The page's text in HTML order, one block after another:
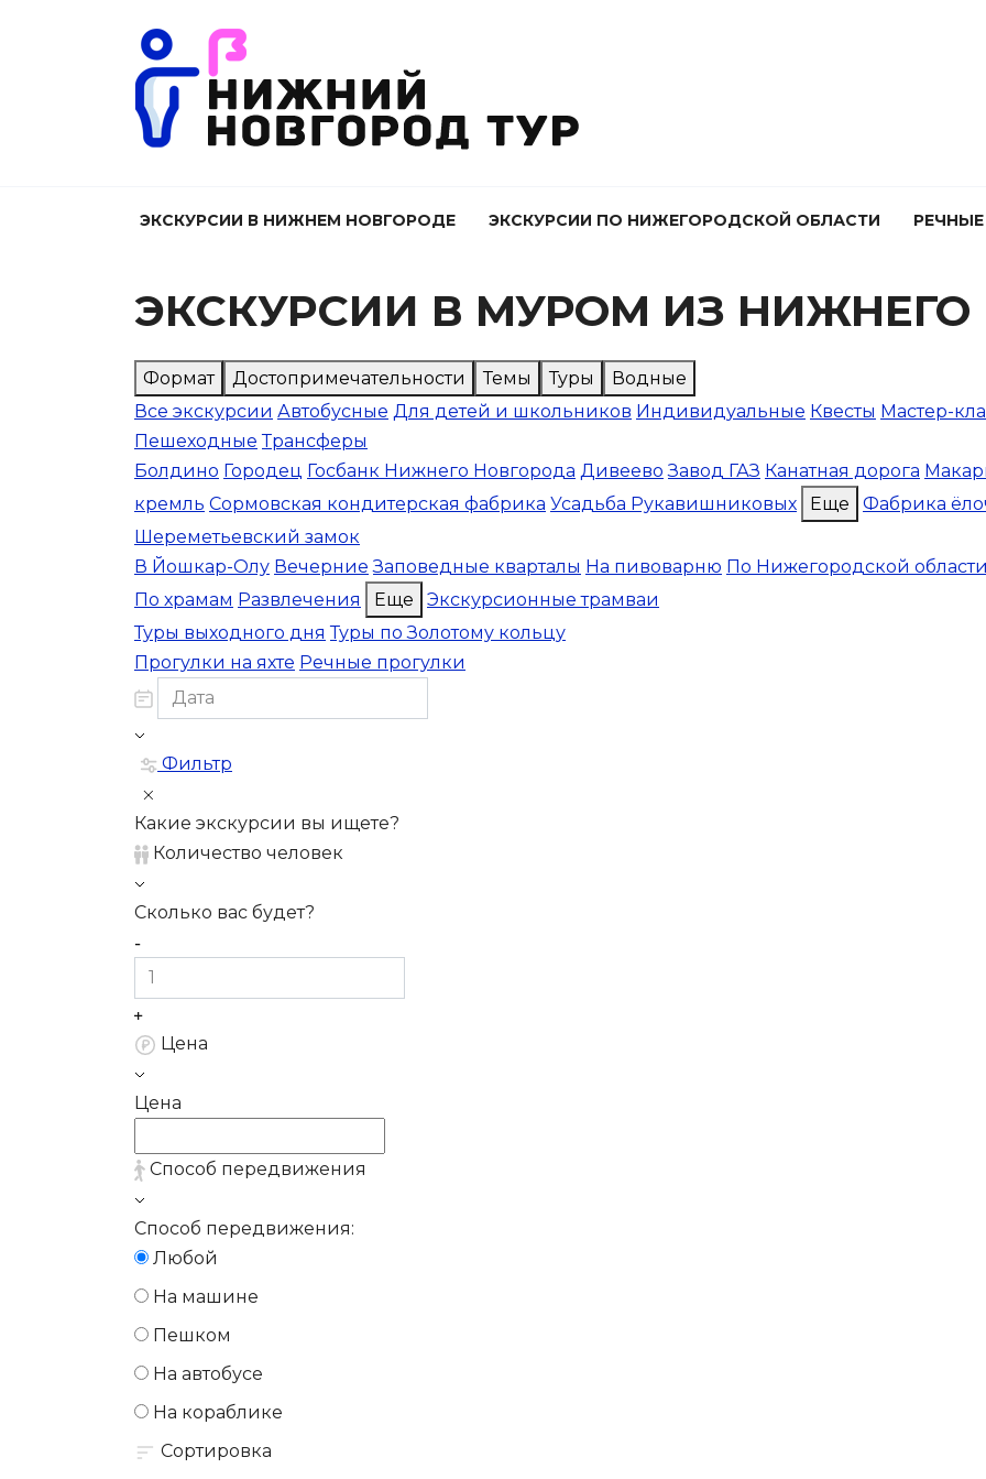
ЭКСКУРСИИ В НИЖНЕМ НОВГОРОДЕ ЭКСКУРСИИ ПО НИЖЕГОРОДСКОЙ ОБЛАСТИ
ЭКСКУРСИИ В МУРОМ ИЗ
Формат Достопримечательности Темы Туры
Водные
Все экскурсии Автобусные Для детей и школьников Индивидуальные Квесты Мастер-
Пешеходные Трансферы
Болдино Городец Госбанк Нижнего Новгорода Дивеево Завод ГАЗ Канатная дорога
кремль Сормовская кондитерская фабрика Усадьба Рукавишниковых Еще
Фабрика
Шереметьевский замок
В Йошкар-Олу Вечерние Заповедные кварталы На пивоварню По Нижегородской
По храмам Развлечения Еще
Экскурсионные трамваи
Туры выходного дня Туры по Золотому кольцу
Прогулки на яхте Речные прогулки
Фильтр
Какие экскурсии вы ищете?
Количество человек
Сколько вас будет?
Цена
Цена
Способ передвижения
Способ передвижения:
Любой
На машине
Пешком
На автобусе
На кораблике
Сортировка